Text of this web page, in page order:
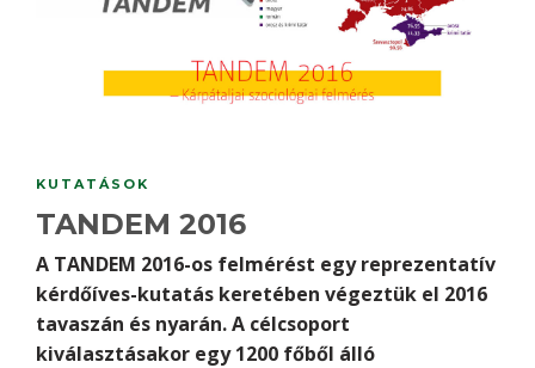
KUTATÁSOK
TANDEM 2016
A TANDEM 2016-os felmérést egy reprezentatív
kérdőíves-kutatás keretében végeztük el 2016
tavaszán és nyarán. A célcsoport
kiválasztásakor egy 1200 főből álló